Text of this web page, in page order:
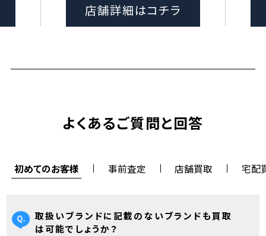
店舗詳細はコチラ
よくあるご質問と回答
初めてのお客様 事前査定 店舗買取 宅配
取扱いブランドに記載のないブランドも買取
は可能でしょうか？